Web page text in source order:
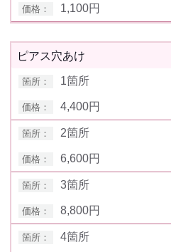
1,100円
ピアス穴あけ
1箇所
4,400円
2箇所
6,600円
3箇所
8,800円
4箇所